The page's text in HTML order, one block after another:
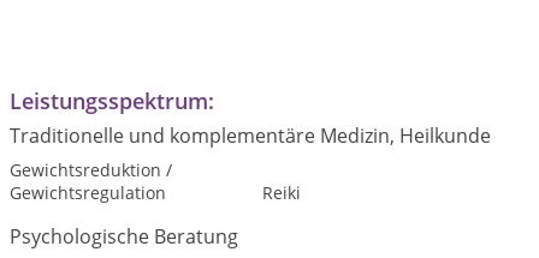
Leistungsspektrum:
Traditionelle und komplementäre Medizin, Heilkunde
Gewichtsreduktion /
Gewichtsregulation
Reiki
Psychologische Beratung